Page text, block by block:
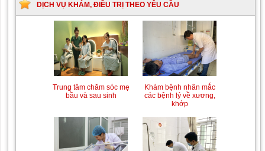
DỊCH VỤ KHÁM, ĐIỀU TRỊ THEO YÊU CẦU
Trung tâm chăm sóc mẹ
bầu và sau sinh
Khám bệnh nhân mắc
các bệnh lý về xương,
khớp